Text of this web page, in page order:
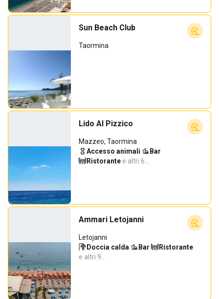
Sun Beach Club
Taormina
Lido Al Pizzico
Mazzeo, Taormina
Accesso animali· Bar·
Ristorante·e altri 6…
Ammari Letojanni
Letojanni
Doccia calda· Bar· Ristorante·
e altri 9…